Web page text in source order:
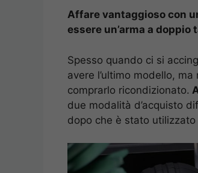
Affare vantaggioso con
essere un’arma a doppio
Spesso quando ci si
avere l’ultimo modello,
comprarlo ricondizionato.
due modalità d’acquisto
dopo che è stato utilizzato